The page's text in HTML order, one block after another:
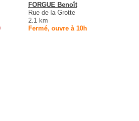
FORGUE Benoît
Rue de la Grotte
2.1 km
Fermé, ouvre à 10h